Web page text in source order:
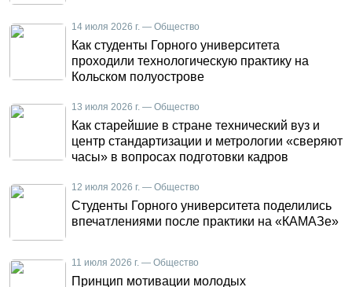
14 июля 2026 г. — Общество
Как студенты Горного университета
проходили технологическую практику на
Кольском полуострове
13 июля 2026 г. — Общество
Как старейшие в стране технический вуз и
центр стандартизации и метрологии «сверяют
часы» в вопросах подготовки кадров
12 июля 2026 г. — Общество
Студенты Горного университета поделились
впечатлениями после практики на «КАМАЗе»
11 июля 2026 г. — Общество
Принцип мотивации молодых